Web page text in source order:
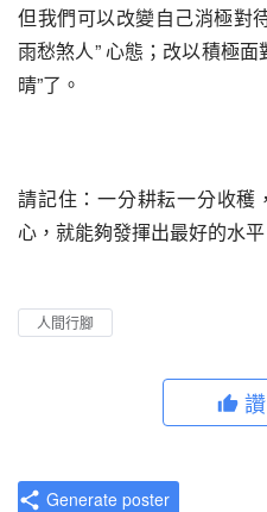
但我們可以改變自己消極對
雨愁煞人” 心態；改以積極
晴”了。
請記住：一分耕耘一分收穫
心，就能夠發揮出最好的水
人間行腳
讚
Generate poster